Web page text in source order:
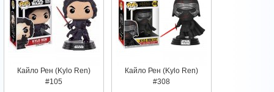
Кайло Рен (Kylo Ren)
#105
Кайло Рен (Kylo Ren)
#308